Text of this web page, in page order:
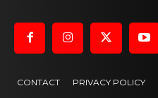
CONTACT PRIVACY POLICY